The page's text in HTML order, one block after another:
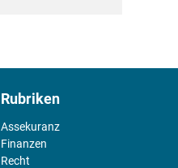
Rubriken
Assekuranz
Finanzen
Recht